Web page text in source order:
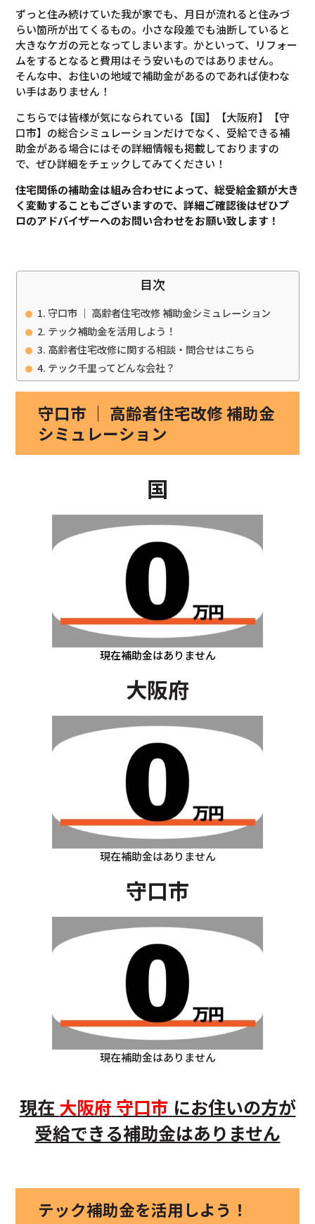
ずっと住み続けていた我が家でも、月日が流れると住みづ
らい箇所が出てくるもの。小さな段差でも油断していると
大きなケガの元となってしまいます。かといって、リフォー
ムをするとなると費用はそう安いものではありません。
そんな中、お住いの地域で補助金があるのであれば使わな
い手はありません！
こちらでは皆様が気になられている【国】【大阪府】【守
口市】の総合シミュレーションだけでなく、受給できる補
助金がある場合にはその詳細情報も掲載しておりますの
で、ぜひ詳細をチェックしてみてください！
住宅関係の補助金は組み合わせによって、総受給金額が大き
く変動することもございますので、詳細ご確認後はぜひプ
ロのアドバイザーへのお問い合わせをお願い致します！
目次
守口市 ｜ 高齢者住宅改修 補助金シミュレーション
テック補助金を活用しよう！
高齢者住宅改修に関する相談・問合せはこちら
テック千里ってどんな会社？
守口市 ｜ 高齢者住宅改修 補助金
シミュレーション
国
現在補助金はありません
大阪府
現在補助金はありません
守口市
現在補助金はありません
現在 大阪府 守口市 にお住いの方が
受給できる補助金はありません
テック補助金を活用しよう！